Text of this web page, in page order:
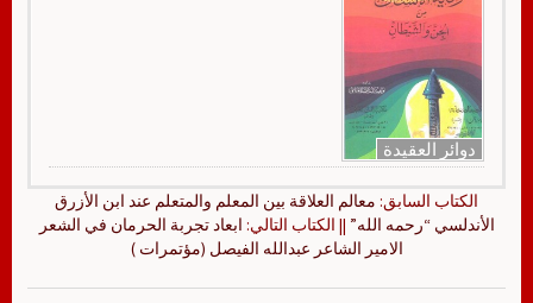
دوائر العقيدة
الكتاب السابق: معالم العلاقة بين المعلم والمتعلم عند ابن الأزرق
الأندلسي “رحمه الله” || الكتاب التالي: ابعاد تجربة الحرمان في الشعر
الامير الشاعر عبدالله الفيصل (مؤتمرات )